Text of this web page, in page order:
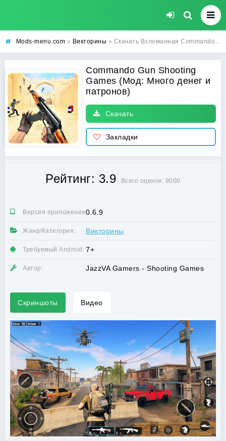
Mods-menu.com » Викторины » Скачать Взломанная Commando Gun Shooting Games на Андроид (Много денег и патронов)
Commando Gun Shooting
Games (Мод: Много денег и
патронов)
Скачать
Закладки
Рейтинг: 3.9 Всего оценок: 9000
Версия приложения:0.6.9
Жанр/Категория: Викторины
Требуемый Android: 7+
Автор: JazzVA Gamers - Shooting Games
Скриншоты Видео